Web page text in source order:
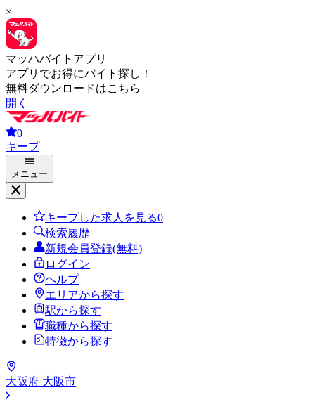
×
マッハバイトアプリ
アプリでお得にバイト探し！
無料ダウンロードはこちら
開く
0
キープ
メニュー
キープした求人を見る0
検索履歴
新規会員登録(無料)
ログイン
ヘルプ
エリアから探す
駅から探す
職種から探す
特徴から探す
大阪府 大阪市